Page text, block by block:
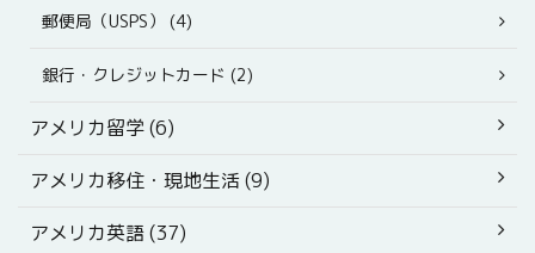
郵便局（USPS） (4)
銀行・クレジットカード (2)
アメリカ留学 (6)
アメリカ移住・現地生活 (9)
アメリカ英語 (37)